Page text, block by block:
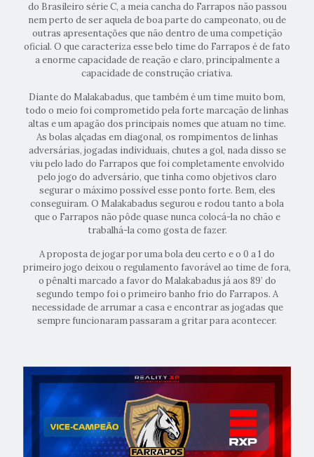
do Brasileiro série C, a meia cancha do Farrapos não passou
nem perto de ser aquela de boa parte do campeonato, ou de
outras apresentações que não dentro de uma competição
oficial. O que caracteriza esse belo time do Farrapos é de fato
a enorme capacidade de reação e claro, principalmente a
capacidade de construção criativa.
Diante do Malakabadus, que também é um time muito bom,
todo o meio foi comprometido pela forte marcação de linhas
altas e um apagão dos principais nomes que atuam no time.
As bolas alçadas em diagonal, os rompimentos de linhas
adversárias, jogadas individuais, chutes a gol, nada disso se
viu pelo lado do Farrapos que foi completamente envolvido
pelo jogo do adversário, que tinha como objetivos claro
segurar o máximo possível esse ponto forte. Bem, eles
conseguiram. O Malakabadus segurou e rodou tanto a bola
que o Farrapos não pôde quase nunca colocá-la no chão e
trabalhá-la como gosta de fazer.
A proposta de jogar por uma bola deu certo e o 0 a 1 do
primeiro jogo deixou o regulamento favorável ao time de fora,
o pênalti marcado a favor do Malakabadus já aos 89’ do
segundo tempo foi o primeiro banho frio do Farrapos. A
necessidade de arrumar a casa e encontrar as jogadas que
sempre funcionaram passaram a gritar para acontecer.